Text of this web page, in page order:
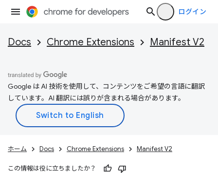
ログイン
Docs Chrome Extensions Manifest V2
Google は AI 技術を使用して、コンテンツをご希望の言語に翻訳
しています。AI 翻訳には誤りが含まれる場合があります。
ホーム Docs Chrome Extensions Manifest V2
この情報は役に立ちましたか？